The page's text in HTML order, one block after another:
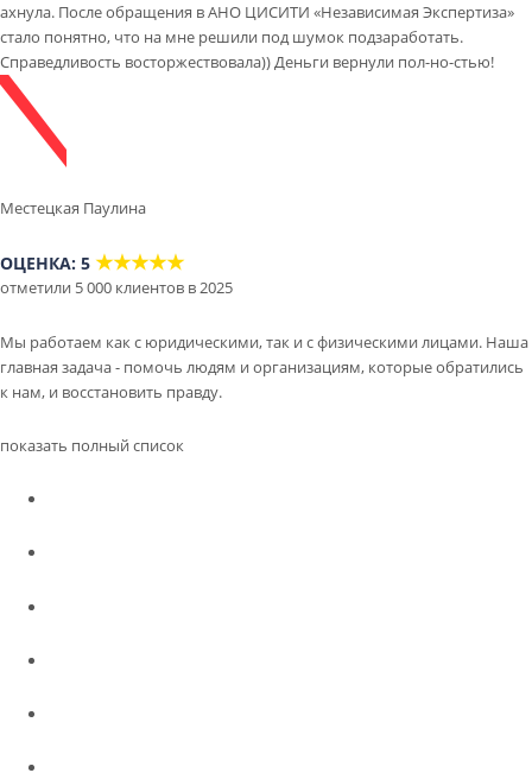
ахнула. После обращения в АНО ЦИСИТИ «Независимая Экспертиза»
стало понятно, что на мне решили под шумок подзаработать.
Справедливость восторжествовала)) Деньги вернули пол-но-стью!
Местецкая Паулина
ОЦЕНКА: 5 ★★★★★
отметили 5 000 клиентов в 2025
Мы работаем как с юридическими, так и с физическими лицами. Наша
главная задача - помочь людям и организациям, которые обратились
к нам, и восстановить правду.
показать полный список